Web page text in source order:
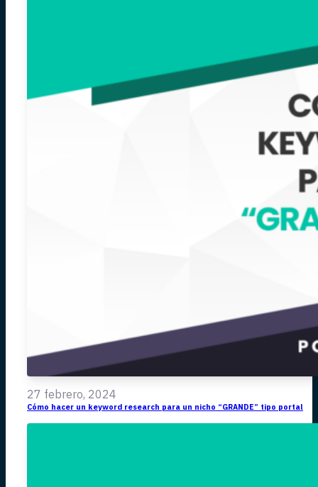
27 febrero, 2024
Cómo hacer un keyword research para un nicho “GRANDE” tipo portal